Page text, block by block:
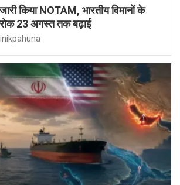
किया NOTAM, भारतीय विमानों के
23 अगस्त तक बढ़ाई